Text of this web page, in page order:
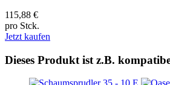
115,88 €
pro Stck.
Jetzt kaufen
Dieses Produkt ist z.B.